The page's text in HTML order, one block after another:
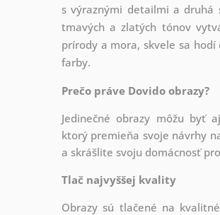
s výraznými detailmi a druhá
tmavých a zlatých tónov
prírody a mora, skvele sa
farby.
Prečo práve Dovido obrazy?
Jedinečné obrazy môžu byť
ktorý premieňa svoje návrhy
a skrášlite svoju domácnosť
Tlač najvyššej kvality
Obrazy sú tlačené na